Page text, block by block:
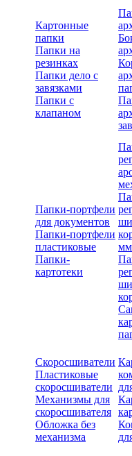
Картонные
папки
Папки на
резинках
Папки дело с
завязками
Папки с
клапаном
Папки-портфели
для документов
Папки-портфели
пластиковые
Папки-
картотеки
мм
Скоросшиватели
Пластиковые
скоросшиватели
Механизмы для
скоросшивателя
Обложка без
механизма